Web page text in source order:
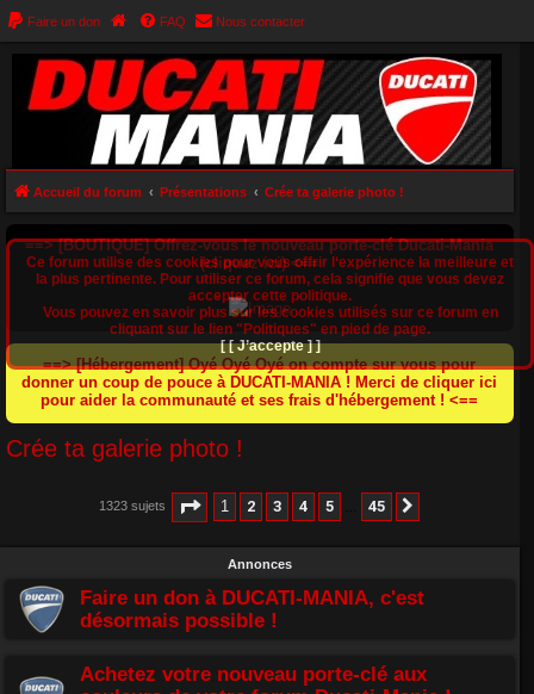
Faire un don FAQ Nous contacter
Accueil du forum Présentations Crée ta galerie photo !
==> [BOUTIQUE] Offrez-vous le nouveau porte-clé Ducati-Mania
(cliquez ici) <==
==> [Hébergement] Oyé Oyé Oyé on compte sur vous pour
donner un coup de pouce à DUCATI-MANIA ! Merci de cliquer ici
pour aider la communauté et ses frais d'hébergement ! <==
Crée ta galerie photo !
1323 sujets Page 1sur 45
1 2 3 4 5 45
Annonces
Faire un don à DUCATI-MANIA, c'est
désormais possible !
Achetez votre nouveau porte-clé aux
Ce forum utilise des cookies pour vous offrir l‘expérience la meilleure et
la plus pertinente. Pour utiliser ce forum, cela signifie que vous devez
accepter cette politique.
Vous pouvez en savoir plus sur les cookies utilisés sur ce forum en
cliquant sur le lien "Politiques" en pied de page.
[ [ J’accepte ] ]